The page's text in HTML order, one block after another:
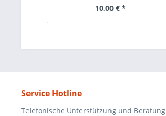
10,00 € *
Service Hotline
Telefonische Unterstützung und Beratung